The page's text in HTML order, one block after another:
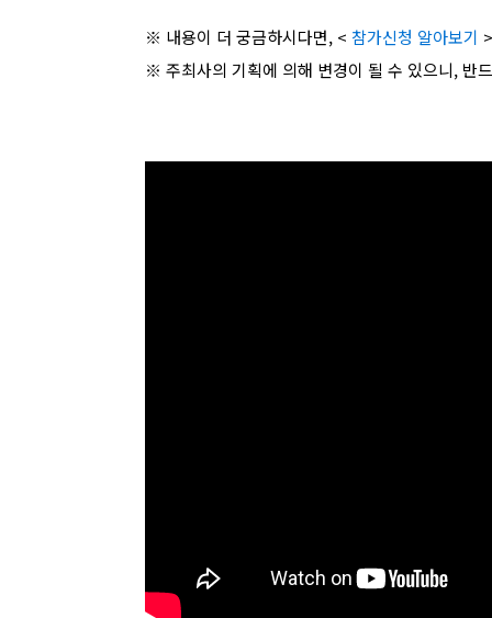
※ 내용이 더 궁금하시다면, < 참가신청 알아보기
※ 주최사의 기획에 의해 변경이 될 수 있으니, 반